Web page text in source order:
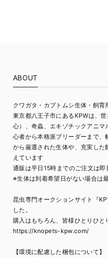
ABOUT
クワガタ・カブトムシ生体・飼
東京都八王子市にあるKPWは、
心）、奇蟲、エキゾチックアニ
心者から本格派ブリーダーまで
から厳選された生体や、充実し
えています
通販は平日15時までのご注文は即
※生体は到着希望日がない場合は
昆虫専門オークションサイト『
した。
購入はもちろん、皆様ひとりひと
https://knopets-kpw.com/
【環境に配慮した梱包について】